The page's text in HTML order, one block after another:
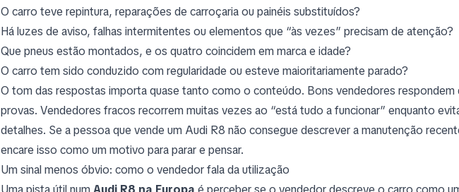
O carro teve repintura, reparações de carroçaria ou painéis substituídos?
Há luzes de aviso, falhas intermitentes ou elementos que “às vezes” precisam de atenção?
Que pneus estão montados, e os quatro coincidem em marca e idade?
O carro tem sido conduzido com regularidade ou esteve maioritariamente parado?
O tom das respostas importa quase tanto como o conteúdo. Bons vendedores respondem
provas. Vendedores fracos recorrem muitas vezes ao “está tudo a funcionar” enquanto
detalhes. Se a pessoa que vende um Audi R8 não consegue descrever a manutenção
encare isso como um motivo para parar e pensar.
Um sinal menos óbvio: como o vendedor fala da utilização